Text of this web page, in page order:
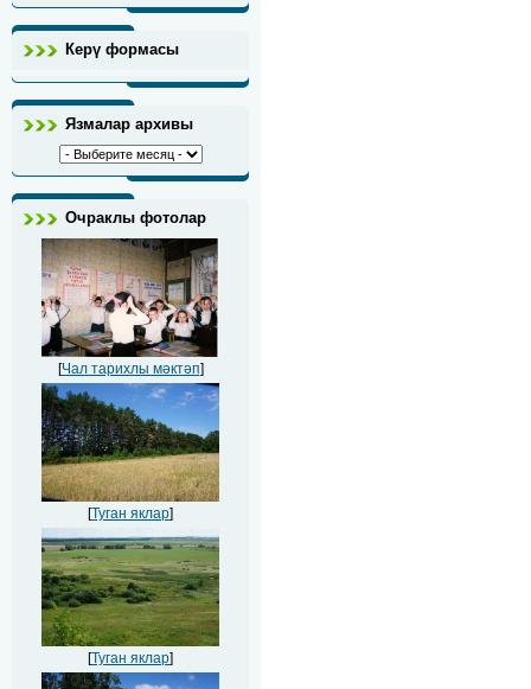
Керү формасы
Язмалар архивы
Очраклы фотолар
[Чал тарихлы мәктәп]
[Туган яклар]
[Туган яклар]